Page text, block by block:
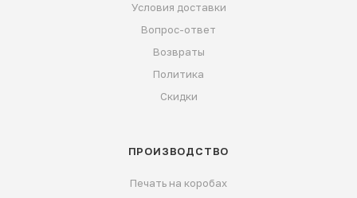
Условия доставки
Вопрос-ответ
Возвраты
Политика
Скидки
ПРОИЗВОДСТВО
Печать на коробах